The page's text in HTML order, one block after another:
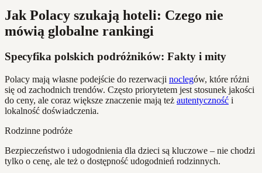
Jak Polacy szukają hoteli: Czego nie
mówią globalne rankingi
Specyfika polskich podróżników: Fakty i mity
Polacy mają własne podejście do rezerwacji noclegów, które różni
się od zachodnich trendów. Często priorytetem jest stosunek jakości
do ceny, ale coraz większe znaczenie mają też autentyczność i
lokalność doświadczenia.
Rodzinne podróże
Bezpieczeństwo i udogodnienia dla dzieci są kluczowe – nie chodzi
tylko o cenę, ale też o dostępność udogodnień rodzinnych.